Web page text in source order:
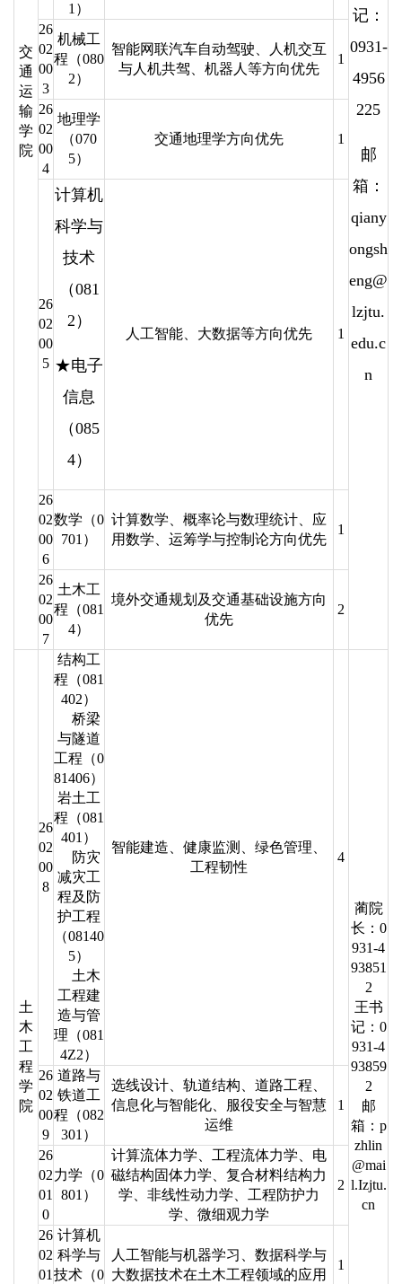
交
通
运
输
学
院
记：
0931-
4956
225
邮
箱：
qiany
ongsh
eng@
lzjtu.
edu.c
n
1）
26
02
00
3
机械工
程（080
2）
智能网联汽车自动驾驶、人机交互
与人机共驾、机器人等方向优先
1
26
02
00
4
地理学
（070
5）
交通地理学方向优先 1
26
02
00
5
计算机
科学与
技术
（081
2）
★电子
信息
（085
4）
人工智能、大数据等方向优先 1
26
02
00
6
数学（0
701）
计算数学、概率论与数理统计、应
用数学、运筹学与控制论方向优先
1
26
02
00
7
土木工
程（081
4）
境外交通规划及交通基础设施方向
优先
2
土
木
工
程
学
院
26
02
00
8
结构工
程（081
402）
桥梁
与隧道
工程（0
81406）
岩土工
程（081
401）
防灾
减灾工
程及防
护工程
（08140
5）
土木
工程建
造与管
理（081
4Z2）
智能建造、健康监测、绿色管理、
工程韧性
4
蔺院
长：0
931-4
93851
2
王书
记：0
931-4
93859
2
邮
箱：p
zhlin
@mai
l.Izjtu.
cn
26
02
00
9
道路与
铁道工
程（082
301）
选线设计、轨道结构、道路工程、
信息化与智能化、服役安全与智慧
运维
1
26
02
01
0
力学（0
801）
计算流体力学、工程流体力学、电
磁结构固体力学、复合材料结构力
学、非线性动力学、工程防护力
学、微细观力学
2
26
02
01
计算机
科学与
技术（0
人工智能与机器学习、数据科学与
大数据技术在土木工程领域的应用
1